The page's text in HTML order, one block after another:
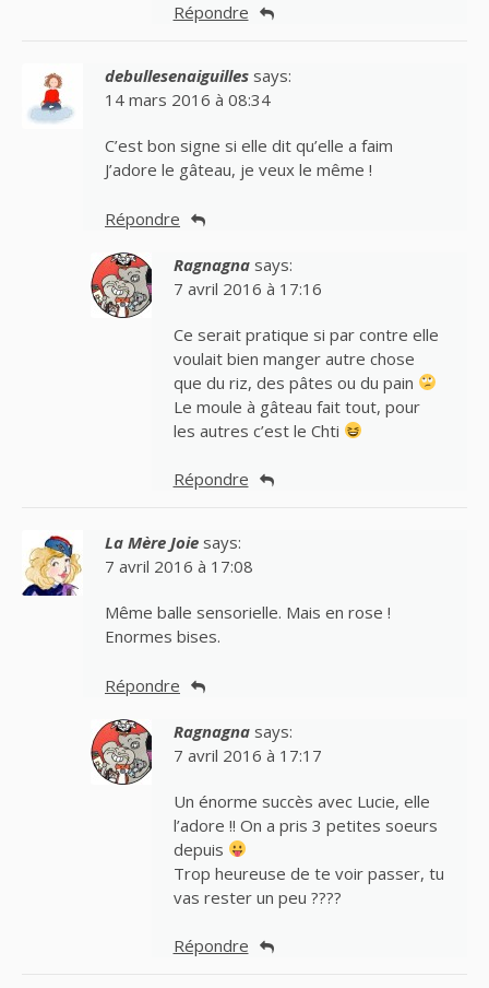
Répondre
debullesenaiguilles says:
14 mars 2016 à 08:34
C’est bon signe si elle dit qu’elle a faim
J’adore le gâteau, je veux le même !
Répondre
Ragnagna says:
7 avril 2016 à 17:16
Ce serait pratique si par contre elle
voulait bien manger autre chose
que du riz, des pâtes ou du pain
Le moule à gâteau fait tout, pour
les autres c’est le Chti
Répondre
La Mère Joie says:
7 avril 2016 à 17:08
Même balle sensorielle. Mais en rose !
Enormes bises.
Répondre
Ragnagna says:
7 avril 2016 à 17:17
Un énorme succès avec Lucie, elle
l’adore !! On a pris 3 petites soeurs
depuis
Trop heureuse de te voir passer, tu
vas rester un peu ????
Répondre